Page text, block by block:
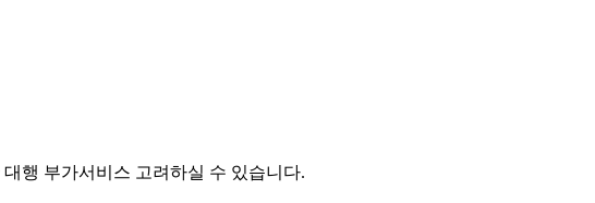
행 부가서비스 고려하실 수 있습니다.